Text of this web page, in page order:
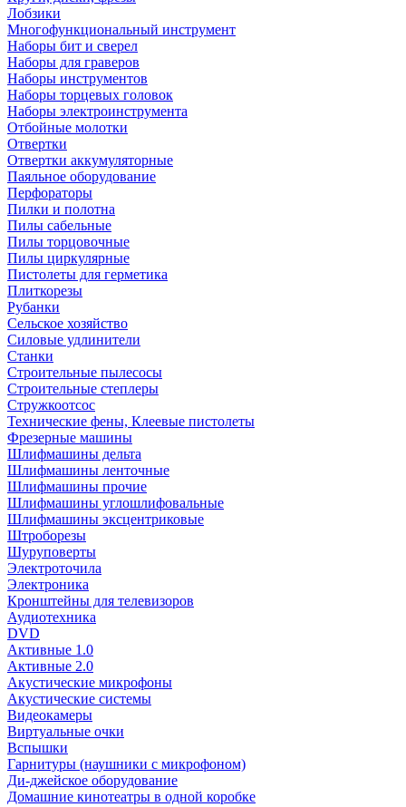
Лобзики
Многофункциональный инструмент
Наборы бит и сверел
Наборы для граверов
Наборы инструментов
Наборы торцевых головок
Наборы электроинструмента
Отбойные молотки
Отвертки
Отвертки аккумуляторные
Паяльное оборудование
Перфораторы
Пилки и полотна
Пилы сабельные
Пилы торцовочные
Пилы циркулярные
Пистолеты для герметика
Плиткорезы
Рубанки
Сельское хозяйство
Силовые удлинители
Станки
Строительные пылесосы
Строительные степлеры
Стружкоотсос
Технические фены, Клеевые пистолеты
Фрезерные машины
Шлифмашины дельта
Шлифмашины ленточные
Шлифмашины прочие
Шлифмашины углошлифовальные
Шлифмашины эксцентриковые
Штроборезы
Шуруповерты
Электроточила
Электроника
Кронштейны для телевизоров
Аудиотехника
DVD
Активные 1.0
Активные 2.0
Акустические микрофоны
Акустические системы
Видеокамеры
Виртуальные очки
Вспышки
Гарнитуры (наушники с микрофоном)
Ди-джейское оборудование
Домашние кинотеатры в одной коробке